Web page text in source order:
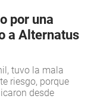
por una
a Alternatus
tuvo la mala
riesgo, porque
desde